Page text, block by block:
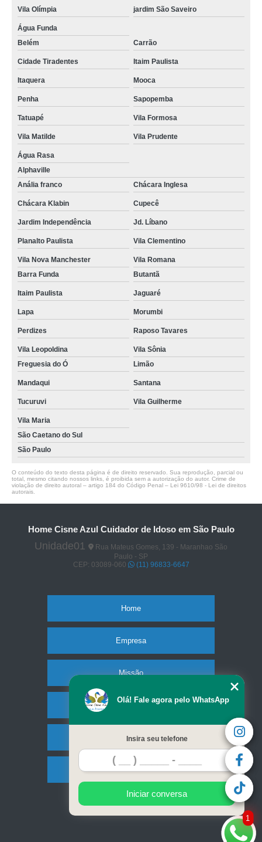
onde contratar cuidador de idoso acamado Aeroporto
onde contratar cuidador de idoso acamado Jd. Líbano
onde contratar cuidador idoso noturno Ipiranga
cuidador de idosos para reabilitação Vila Sônia
cuidador de idoso com alzheimer empresa Cidade Monções
cuidador de idoso com diabetes empresa Cidade Jardim
cuidador de idoso empresa Moema
cuidador de idoso com debilidade física Carrão
onde contratar cuidador de idoso noturno Jardim Leonor
onde contratar cuidador de idosos para reabilitação Aeroporto
onde contratar cuidador de idoso com diabetes Jardim Morumbi
Vila Olímpia jardim São Saveiro
Água Funda
Belém
Carrão
Cidade Tiradentes Itaim Paulista
Itaquera Mooca
Penha Sapopemba
Tatuapé Vila Formosa
Vila Matilde Vila Prudente
Água Rasa
Alphaville
Anália franco
Chácara Inglesa
Chácara Klabin Cupecê
Jardim Independência Jd. Líbano
Planalto Paulista Vila Clementino
Vila Nova Manchester
Vila Romana
Barra Funda
Butantã
Itaim Paulista Jaguaré
Lapa Morumbi
Perdizes Raposo Tavares
Vila Leopoldina
Vila Sônia
Freguesia do Ó
Limão
Mandaqui Santana
Tucuruvi Vila Guilherme
Vila Maria
São Caetano do Sul
São Paulo
O conteúdo do texto desta página é de direito reservado. Sua reprodução, parcial ou
total, mesmo citando nossos links, é proibida sem a autorização do autor. Crime de
violação de direito autoral – artigo 184 do Código Penal – Lei 9610/98 - Lei de direitos
autorais
Home Cisne Azul Cuidador de Idoso em São Paulo
Unidade01
Rua Mateus Gomes, 139 - Maranhao São
Paulo - SP
CEP: 03089-060
(11) 96833-6647
Home
Empresa
Missão
Serviços
Contato
Mapa do site
1
Olá! Fale agora pelo WhatsApp
Insira seu telefone
Iniciar conversa